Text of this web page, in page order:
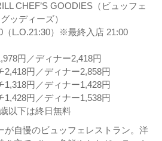
CHEF’S GOODIES（ビュッフェ
ッディーズ）
（L.O.21:30）※最終入店 21:00
円／ディナー2,418円
円／ディナー2,858円
円／ディナー1,428円
円／ディナー1,538円
下は終日無料
が自慢のビュッフェレストラン。洋